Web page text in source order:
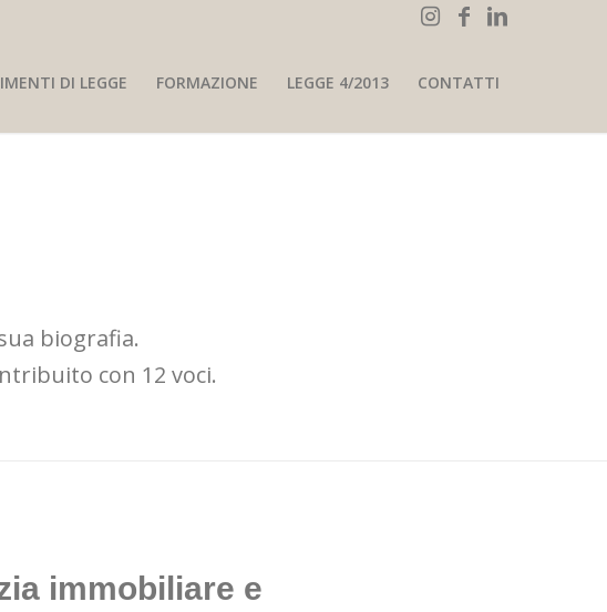
DI LEGGE FORMAZIONE LEGGE 4/2013 CONTATTI
biografia.
con 12 voci.
immobiliare e